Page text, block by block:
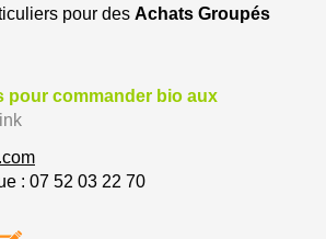
pour des Achats Groupés
pour commander bio aux
: 07 52 03 22 70